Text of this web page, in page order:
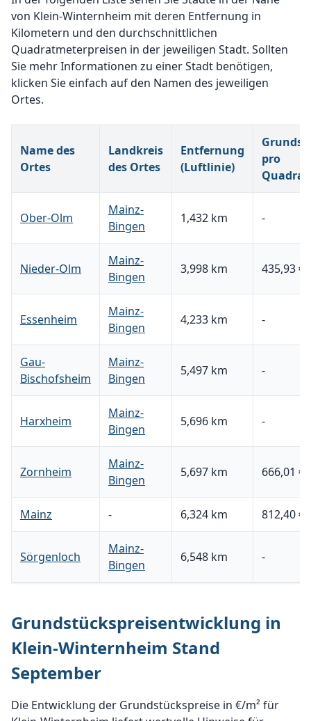
von Klein-Winternheim mit deren Entfernung in
Kilometern und den durchschnittlichen
Quadratmeterpreisen in der jeweiligen Stadt. Sollten
Sie mehr Informationen zu einer Stadt benötigen,
klicken Sie einfach auf den Namen des jeweiligen
Ortes.
Name des
Ortes
Landkreis
des Ortes
Entfernung
(Luftlinie)
pro
Ober-Olm
Mainz-
Bingen
1,432 km -
Nieder-Olm
Mainz-
Bingen
3,998 km 435,93 €
Essenheim
Mainz-
Bingen
4,233 km -
Gau-
Bischofsheim
Mainz-
Bingen
5,497 km -
Harxheim
Mainz-
Bingen
5,696 km -
Zornheim
Mainz-
Bingen
5,697 km 666,01 €
Mainz - 6,324 km 812,40 €
Sörgenloch
Mainz-
Bingen
6,548 km -
Grundstückspreisentwicklung in
Klein-Winternheim Stand
September
Die Entwicklung der Grundstückspreise in €/m² für